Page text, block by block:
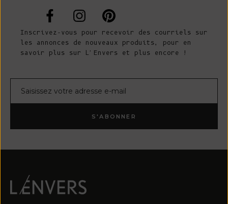
Inscrivez-vous pour recevoir des courriels sur
les annonces de nouveaux produits, pour en
savoir plus sur L'Envers et plus encore !
S'ABONNER